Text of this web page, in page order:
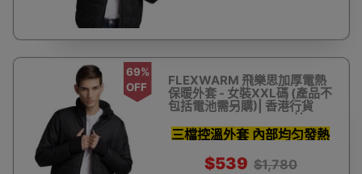
69%
OFF
FLEXWARM 飛樂思加厚電熱
保暖外套 - 女裝XXL碼 (產品不
包括電池需另購)| 香港行貨
Smart Heating Jacke廿
三檔控溫外套 內部均匀發熱
$539 $1,780